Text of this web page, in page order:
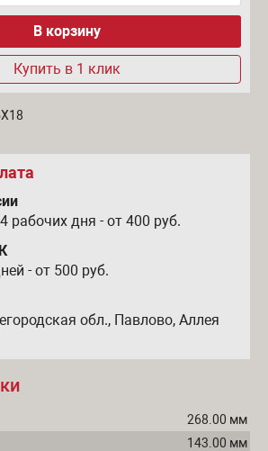
Купить в 1 клик
рабочих дня - от 400 руб.
- от 500 руб.
обл., Павлово, Аллея
268.00 мм
143.00 мм